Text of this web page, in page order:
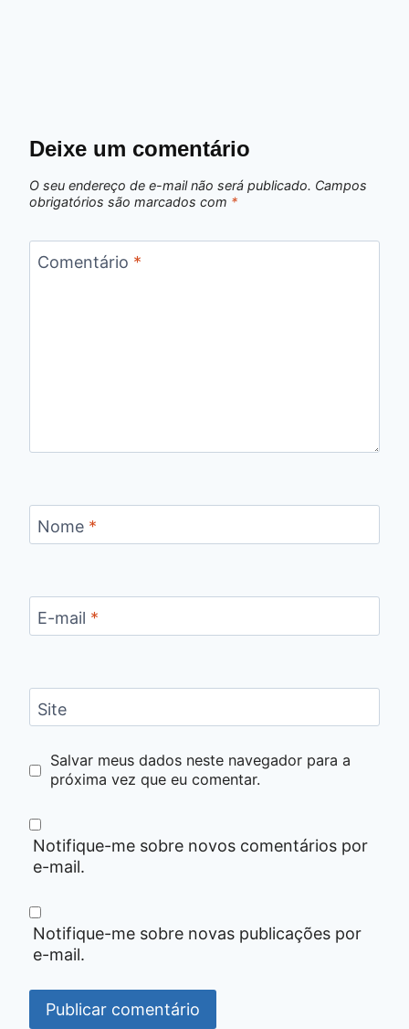
Deixe um comentário
O seu endereço de e-mail não será publicado. Campos
obrigatórios são marcados com *
Comentário *
Nome *
E-mail *
Site
Salvar meus dados neste navegador para a
próxima vez que eu comentar.
Notifique-me sobre novos comentários por
e-mail.
Notifique-me sobre novas publicações por
e-mail.